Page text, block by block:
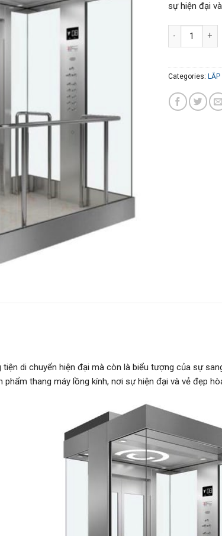
sự hiện đại
Thang Máy
Categories:
di chuyển hiện đại mà còn là biểu tượng của sự
thang máy lồng kính, nơi sự hiện đại và vẻ đẹp